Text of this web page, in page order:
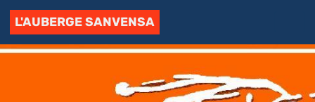
L'AUBERGE SANVENSA